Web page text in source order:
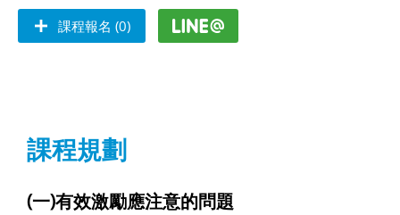
課程報名 (0)
課程規劃
(一)有效激勵應注意的問題